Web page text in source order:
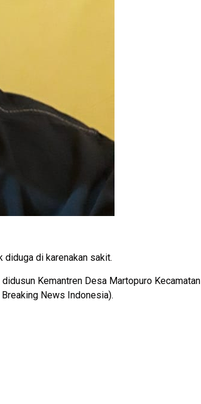
diduga di karenakan sakit.
Kemantren Desa Martopuro Kecamatan
News Indonesia).